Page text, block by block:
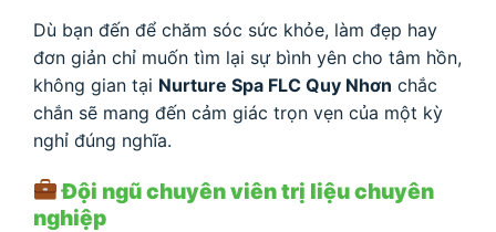
Dù bạn đến để chăm sóc sức khỏe, làm đẹp hay
đơn giản chỉ muốn tìm lại sự bình yên cho tâm hồn,
không gian tại Nurture Spa FLC Quy Nhơn chắc
chắn sẽ mang đến cảm giác trọn vẹn của một kỳ
nghỉ đúng nghĩa.
Đội ngũ chuyên viên trị liệu chuyên
nghiệp